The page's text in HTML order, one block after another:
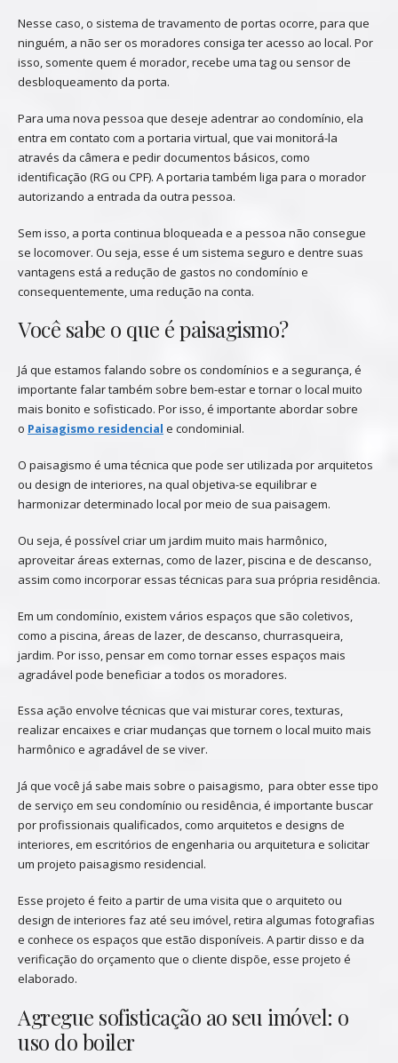
Nesse caso, o sistema de travamento de portas ocorre, para que
ninguém, a não ser os moradores consiga ter acesso ao local. Por
isso, somente quem é morador, recebe uma tag ou sensor de
desbloqueamento da porta.
Para uma nova pessoa que deseje adentrar ao condomínio, ela
entra em contato com a portaria virtual, que vai monitorá-la
através da câmera e pedir documentos básicos, como
identificação (RG ou CPF). A portaria também liga para o morador
autorizando a entrada da outra pessoa.
Sem isso, a porta continua bloqueada e a pessoa não consegue
se locomover. Ou seja, esse é um sistema seguro e dentre suas
vantagens está a redução de gastos no condomínio e
consequentemente, uma redução na conta.
Você sabe o que é paisagismo?
Já que estamos falando sobre os condomínios e a segurança, é
importante falar também sobre bem-estar e tornar o local muito
mais bonito e sofisticado. Por isso, é importante abordar sobre
o Paisagismo residencial e condominial.
O paisagismo é uma técnica que pode ser utilizada por arquitetos
ou design de interiores, na qual objetiva-se equilibrar e
harmonizar determinado local por meio de sua paisagem.
Ou seja, é possível criar um jardim muito mais harmônico,
aproveitar áreas externas, como de lazer, piscina e de descanso,
assim como incorporar essas técnicas para sua própria residência.
Em um condomínio, existem vários espaços que são coletivos,
como a piscina, áreas de lazer, de descanso, churrasqueira,
jardim. Por isso, pensar em como tornar esses espaços mais
agradável pode beneficiar a todos os moradores.
Essa ação envolve técnicas que vai misturar cores, texturas,
realizar encaixes e criar mudanças que tornem o local muito mais
harmônico e agradável de se viver.
Já que você já sabe mais sobre o paisagismo, para obter esse tipo
de serviço em seu condomínio ou residência, é importante buscar
por profissionais qualificados, como arquitetos e designs de
interiores, em escritórios de engenharia ou arquitetura e solicitar
um projeto paisagismo residencial.
Esse projeto é feito a partir de uma visita que o arquiteto ou
design de interiores faz até seu imóvel, retira algumas fotografias
e conhece os espaços que estão disponíveis. A partir disso e da
verificação do orçamento que o cliente dispõe, esse projeto é
elaborado.
Agregue sofisticação ao seu imóvel: o
uso do boiler